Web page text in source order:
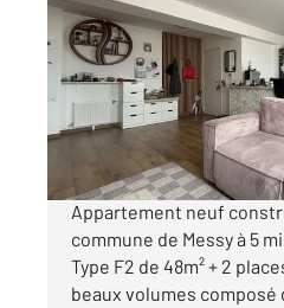
48,91 m2, 2 pièces
Ref : 2539
Appartement F2 à
205 000
Visiter le site dédié
Appartement neuf
commune de Messy à 5
Type F2 de 48m² + 2
beaux volumes composé